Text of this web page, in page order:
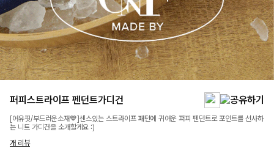
퍼피스트라이프 펜던트가디건
[여유핏/부드러운소재💙]센스있는 스트라이프 패턴에 귀여운 퍼피 펜던트로 포인트를 선사하
는 니트 가디건을 소개할게요 :)
개 리뷰